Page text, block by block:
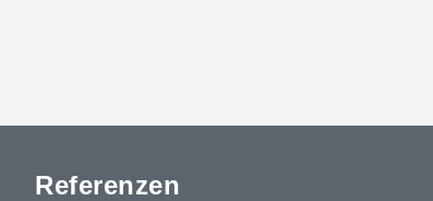
Referenzen